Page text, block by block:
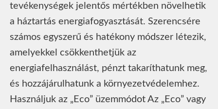
tevékenységek jelentős mértékben növelhetik
a háztartás energiafogyasztását. Szerencsére
számos egyszerű és hatékony módszer létezik,
amelyekkel csökkenthetjük az
energiafelhasználást, pénzt takaríthatunk meg,
és hozzájárulhatunk a környezetvédelemhez.
Használjuk az „Eco” üzemmódot Az „Eco” vagy